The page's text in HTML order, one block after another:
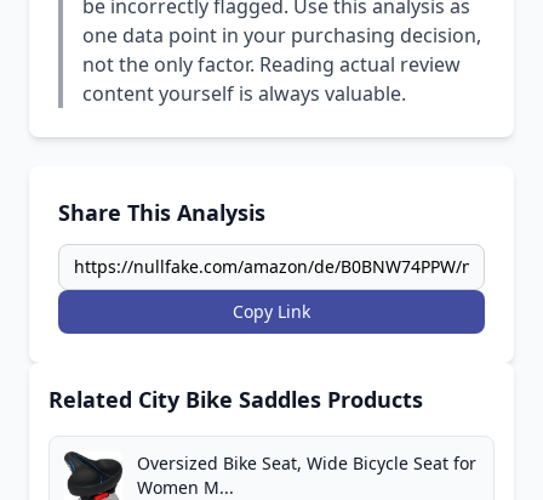
be incorrectly flagged. Use this analysis as
one data point in your purchasing decision,
not the only factor. Reading actual review
content yourself is always valuable.
Share This Analysis
Copy Link
Related City Bike Saddles Products
Oversized Bike Seat, Wide Bicycle Seat for
Women M...